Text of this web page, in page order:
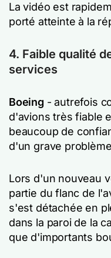
La vidéo est
porté atteinte à la
4. Faible qualité
services
Boeing - autrefois
d'avions très fiable
beaucoup de
d'un grave
Lors d'un nouveau
partie du flanc de
s'est détachée en
dans la paroi de la
que d'importants